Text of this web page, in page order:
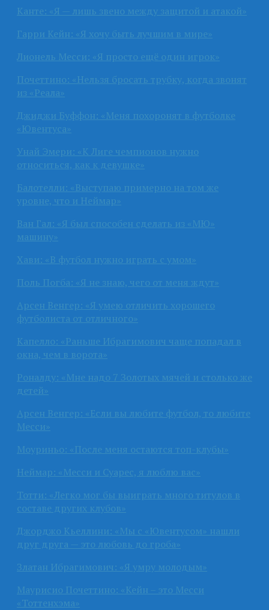
Канте: «Я — лишь звено между защитой и атакой»
Гарри Кейн: «Я хочу быть лучшим в мире»
Лионель Месси: «Я просто ещё один игрок»
Почеттино: «Нельзя бросать трубку, когда звонят
из «Реала»
Джиджи Буффон: «Меня похоронят в футболке
«Ювентуса»
Унай Эмери: «К Лиге чемпионов нужно
относиться, как к девушке»
Балотелли: «Выступаю примерно на том же
уровне, что и Неймар»
Ван Гал: «Я был способен сделать из «МЮ»
машину»
Хави: «В футбол нужно играть с умом»
Поль Погба: «Я не знаю, чего от меня ждут»
Арсен Венгер: «Я умею отличить хорошего
футболиста от отличного»
Капелло: «Раньше Ибрагимович чаще попадал в
окна, чем в ворота»
Роналду: «Мне надо 7 Золотых мячей и столько же
детей»
Арсен Венгер: «Если вы любите футбол, то любите
Месси»
Моуриньо: «После меня остаются топ-клубы»
Неймар: «Месси и Суарес, я люблю вас»
Тотти: «Легко мог бы выиграть много титулов в
составе других клубов»
Джорджо Кьеллини: «Мы с «Ювентусом» нашли
друг друга — это любовь до гроба»
Златан Ибрагимович: «Я умру молодым»
Маурисио Почеттино: «Кейн – это Месси
«Тоттенхэма»